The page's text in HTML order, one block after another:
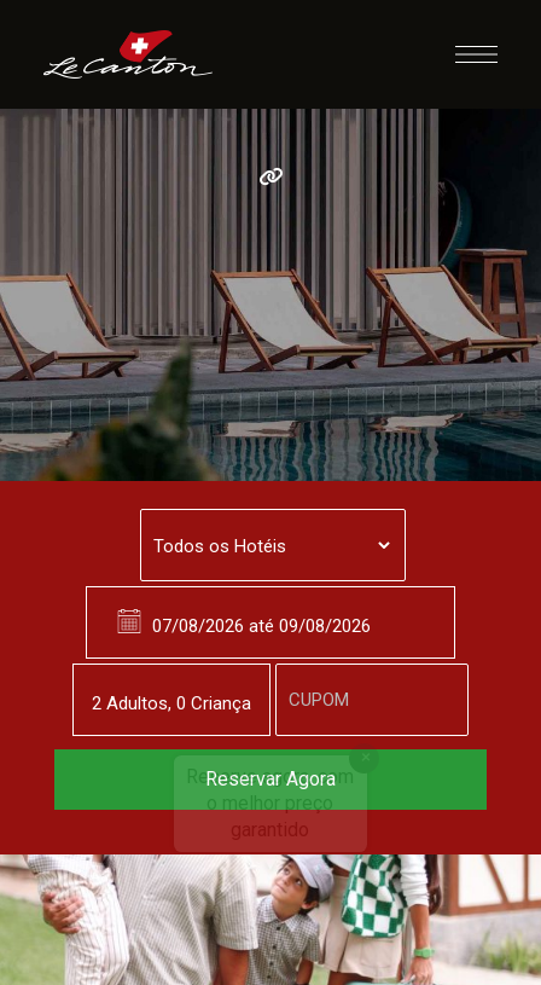
Author: admin
2 Adultos, 0 Criança
Reserve agora, com
o melhor preço
garantido
Reservar Agora